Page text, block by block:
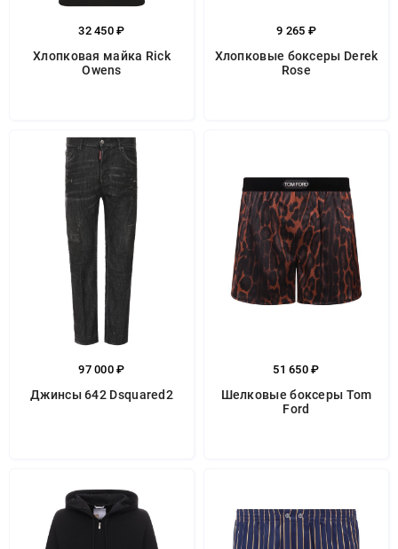
32 450 ₽
Хлопковая майка Rick
Owens
9 265 ₽
Хлопковые боксеры Derek
Rose
97 000 ₽
Джинсы 642 Dsquared2
51 650 ₽
Шелковые боксеры Tom
Ford